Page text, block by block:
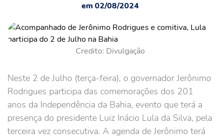
em 02/08/2024
Credito: Divulgação
Neste 2 de Julho (terça-feira), o governador Jerônimo
Rodrigues participa das comemorações dos 201
anos da Independência da Bahia, evento que terá a
presença do presidente Luiz Inácio Lula da Silva, pela
terceira vez consecutiva. A agenda de Jerônimo terá